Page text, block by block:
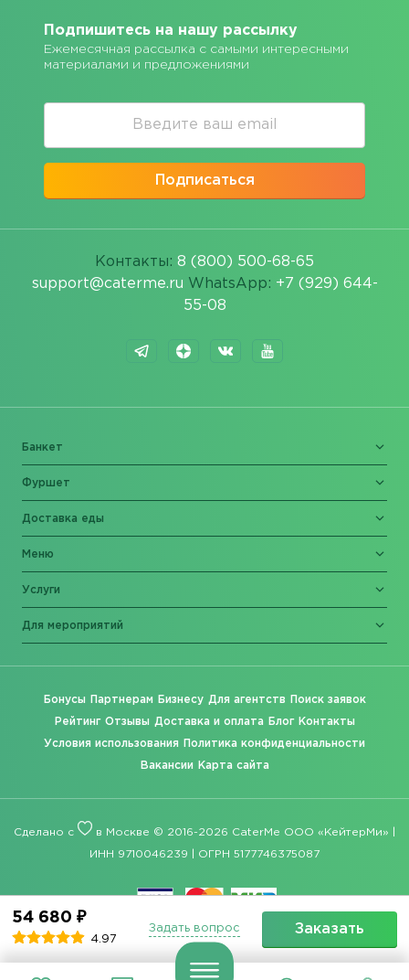
54 680 ₽
4.97
Заказать
Задать вопрос
Подпишитесь на нашу рассылку
Ежемесячная рассылка с самыми интересными
материалами и предложениями
Подписаться
Контакты: 8 (800) 500-68-65
support@caterme.ru WhatsApp: +7 (929) 644-
55-08
Банкет
Фуршет
Доставка еды
Меню
Услуги
Для мероприятий
Бонусы Партнерам Бизнесу Для агентств Поиск заявок
Рейтинг Отзывы Доставка и оплата Блог Контакты
Условия использования Политика конфиденциальности
Вакансии Карта сайта
Сделано с в Москве © 2016-2026 CaterMe ООО «КейтерМи» |
ИНН 9710046239 | ОГРН 5177746375087